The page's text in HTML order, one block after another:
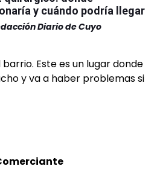
y cuándo podría llegar
Diario de Cuyo
Este es un lugar donde
y va a haber problemas si